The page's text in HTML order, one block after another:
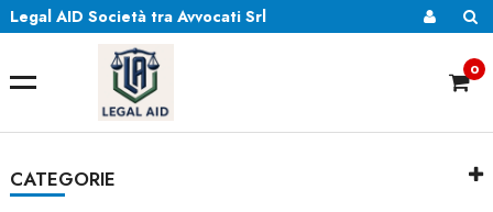
Legal AID Società tra Avvocati Srl
0
CATEGORIE